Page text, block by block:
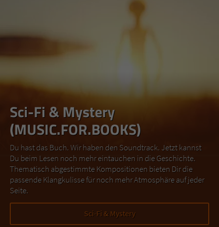
Sci-Fi & Mystery
(MUSIC.FOR.BOOKS)
Du hast das Buch. Wir haben den Soundtrack. Jetzt kannst
Du beim Lesen noch mehr eintauchen in die Geschichte.
Thematisch abgestimmte Kompositionen bieten Dir die
passende Klangkulisse für noch mehr Atmosphäre auf jeder
Seite.
Sci-Fi & Mystery